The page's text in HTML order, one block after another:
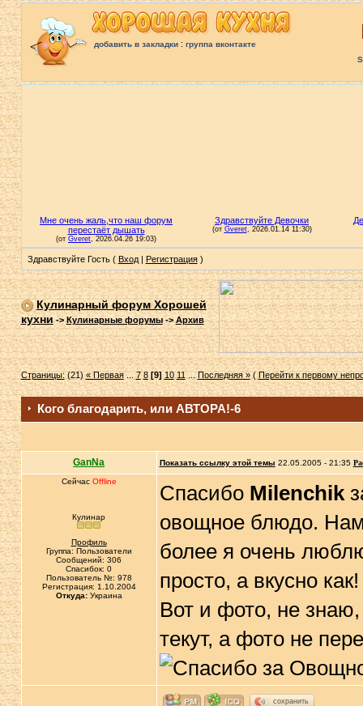
добавить в закладки: группа вконтакте
Здравствуйте Гость ( Вход| Регистрация)
Кулинарный форум Хорошей
кухни->Кулинарные форумы->Архив
Страницы:(21)« Первая...7 8 [9] 10 11...Последняя »(Перейти к первому
Кого благодарить, или АВТОРА!-6
GanNa Показать ссылку этой темы 22.05.2005 - 21:35
Сейчас Offline
Кулинар
Профиль
Группа: Пользователи
Сообщений: 306
Спасибок: 0
Пользователь №: 978
Регистрация: 1.10.2004
Откуда:Украина
Спасибо Milenchik
овощное блюдо.
более я очень
просто, а вкусно как!
Вот и фото, не
текут, а фото не
сохранить